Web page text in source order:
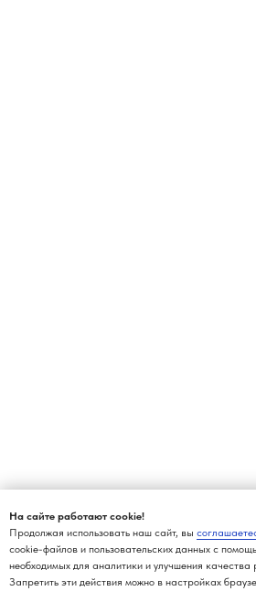
На сайте работают cookie!
Продолжая использовать наш сайт, вы
cookie-файлов и пользовательских данных с
необходимых для аналитики и улучшения
Запретить эти действия можно в настройках